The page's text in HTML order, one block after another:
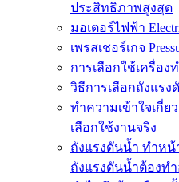
ประสิทธิภาพสูงสุด
มอเตอร์ไฟฟ้า
เพรสเชอร์เกจ
การเลือกใช้เครื่อง
วิธีการเลือกถังแรง
ทำความเข้าใจเกี่ย
เลือกใช้งานจริง
ถังแรงดันน้ำ ทำหน้
ถังแรงดันน้ำต้องทำ